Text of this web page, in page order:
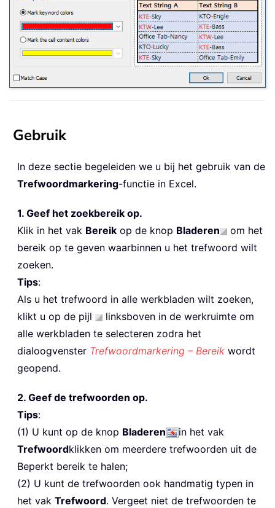
Gebruik
In deze sectie begeleiden we u bij het gebruik van de
Trefwoordmarkering-functie in Excel.
1. Geef het zoekbereik op.
Klik in het vak Bereik op de knop Bladeren
om het
bereik op te geven waarbinnen u het trefwoord wilt
zoeken.
Tips:
Als u het trefwoord in alle werkbladen wilt zoeken,
klikt u op de pijl
linksboven in de werkruimte om
alle werkbladen te selecteren zodra het
dialoogvenster Trefwoordmarkering – Bereik wordt
geopend.
2. Geef de trefwoorden op.
Tips:
(1) U kunt op de knop Bladeren
in het vak
Trefwoordklikken om meerdere trefwoorden uit de
Beperkt bereik te halen;
(2) U kunt de trefwoorden ook handmatig typen in
het vak Trefwoord. Vergeet niet de trefwoorden te